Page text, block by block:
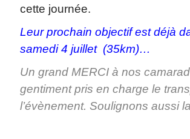
cette journée.
Leur prochain objectif est déjà
samedi 4 juillet (35km)…
Un grand MERCI à nos
gentiment pris en charge le
l’évènement. Soulignons aussi